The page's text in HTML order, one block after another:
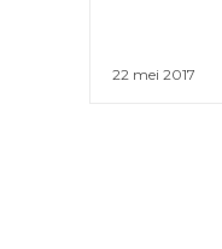
22 mei 2017